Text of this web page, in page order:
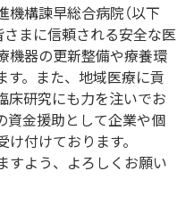
構諫早総合病院（以下
さまに信頼される安全な医
機器の更新整備や療養環
す。また、地域医療に貢
床研究にも力を注いでお
資金援助として企業や個
付けております。
すよう、よろしくお願い